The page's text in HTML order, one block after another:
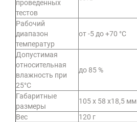
проведенных
тестов
Рабочий
диапазон
температур
от -5 до +70 °С
Допустимая
относительная
влажность при
25°С
до 85 %
Габаритные
размеры
105 х 58 х18,5 мм
Вес
120 г